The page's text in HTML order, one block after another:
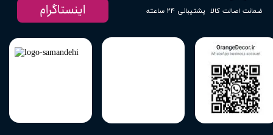
پشتیبانی ۲۴ ساعته ضمانت اصالت کالا اینستاگرام